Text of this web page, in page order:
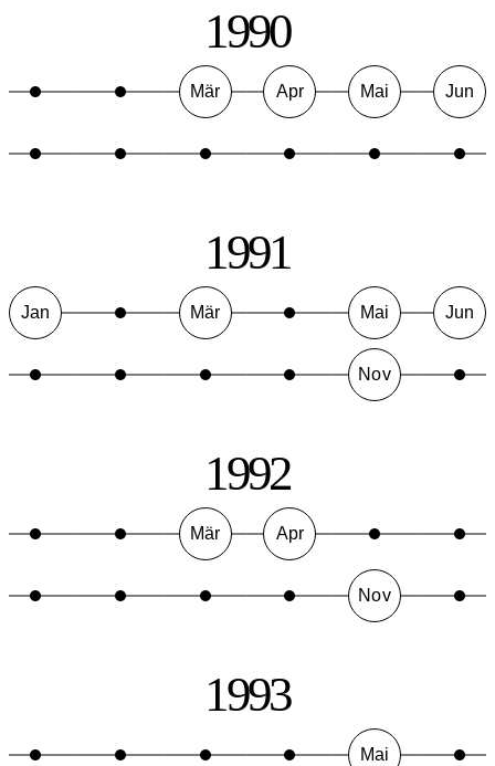
1990
Mär Apr Mai Jun
1991
Jan Mär Mai Jun
Nov
1992
Mär Apr
Nov
1993
Mai